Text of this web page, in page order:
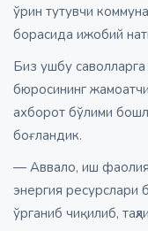
ўрин тутувчи
борасида ижобий
Биз ушбу
бюросининг
ахборот бўлими
боғландик.
— Аввало, иш
энергия ресурслари
ўрганиб чиқилиб,